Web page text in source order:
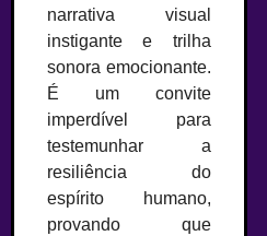
narrativa visual
instigante e trilha
sonora emocionante.
É um convite
imperdível para
testemunhar a
resiliência do
espírito humano,
provando que